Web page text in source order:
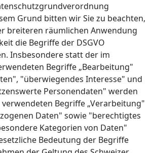
Grund bitten wir Sie zu beachten,
breiteren räumlichen Anwendung
die Begriffe der DSGVO
Insbesondere statt der im
Begriffe „Bearbeitung"
"überwiegendes Interesse" und
Personendaten" werden
verwendeten Begriffe „Verarbeitung"
Daten" sowie "berechtigtes
Kategorien von Daten"
Bedeutung der Begriffe